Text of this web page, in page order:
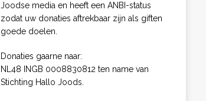
Joodse media en heeft een ANBI-status
zodat uw donaties aftrekbaar zijn als giften
goede doelen.
Donaties gaarne naar:
NL48 INGB 0008830812 ten name van
Stichting Hallo Joods.